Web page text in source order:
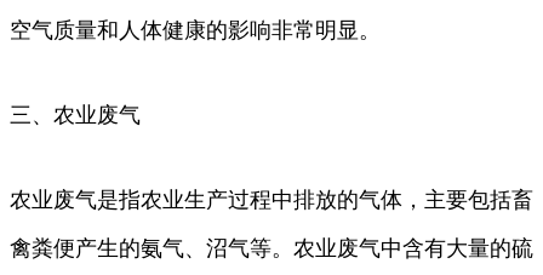
空气质量和人体健康的影响非常明显。
三、农业废气
农业废气是指农业生产过程中排放的气体，主要包括畜
禽粪便产生的氨气、沼气等。农业废气中含有大量的硫